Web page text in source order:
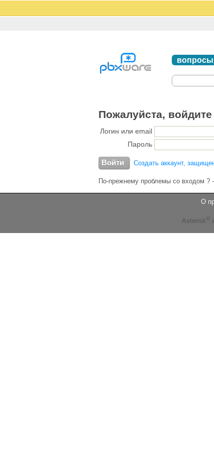
вопросы
Пожалуйста, войдите
Логин или email
Пароль
Создать аккаунт,
По-прежнему проблемы со входом ? -
О
Asterisk ®